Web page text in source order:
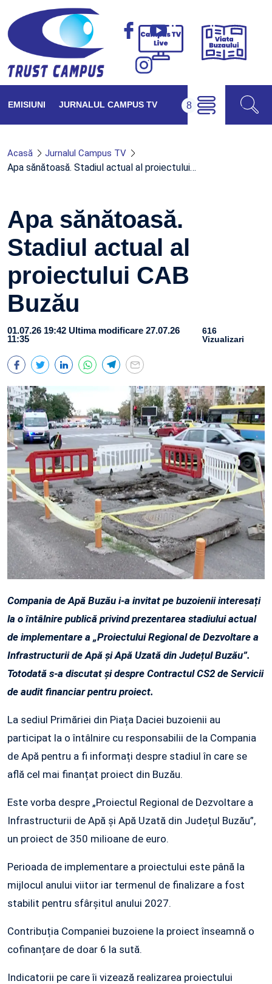
Campus
Viața
EMISIUNI JURNALUL CAMPUS TV
Acasă Jurnalul Campus TV
Apa sănătoasă. Stadiul actual al proiectului…
Apa sănătoasă.
Stadiul actual al
proiectului CAB
Buzău
01.07.26 19:42 Ultima modificare 27.07.26
11:35
616
Vizualizari
Compania de Apă Buzău i-a invitat pe buzoienii interesați
la o întâlnire publică privind prezentarea stadiului actual
de implementare a „Proiectului Regional de Dezvoltare a
Infrastructurii de Apă și Apă Uzată din Județul Buzău”.
Totodată s-a discutat și despre Contractul CS2 de Servicii
de audit financiar pentru proiect.
La sediul Primăriei din Piața Daciei buzoienii au
participat la o întâlnire cu responsabilii de la Compania
de Apă pentru a fi informați despre stadiul în care se
află cel mai finanțat proiect din Buzău.
Este vorba despre „Proiectul Regional de Dezvoltare a
Infrastructurii de Apă și Apă Uzată din Județul Buzău”,
un proiect de 350 milioane de euro.
Perioada de implementare a proiectului este până la
mijlocul anului viitor iar termenul de finalizare a fost
stabilit pentru sfârșitul anului 2027.
Contribuția Companiei buzoiene la proiect înseamnă o
cofinanțare de doar 6 la sută.
Indicatorii pe care îi vizează realizarea proiectului